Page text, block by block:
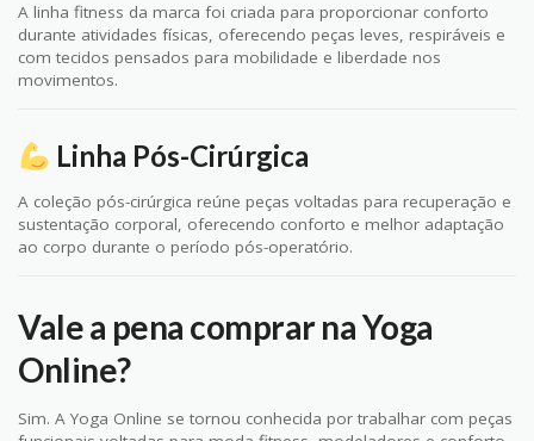
A linha fitness da marca foi criada para proporcionar conforto
durante atividades físicas, oferecendo peças leves, respiráveis e
com tecidos pensados para mobilidade e liberdade nos
movimentos.
Linha Pós-Cirúrgica
A coleção pós-cirúrgica reúne peças voltadas para recuperação e
sustentação corporal, oferecendo conforto e melhor adaptação
ao corpo durante o período pós-operatório.
Vale a pena comprar na Yoga
Online?
Sim. A Yoga Online se tornou conhecida por trabalhar com peças